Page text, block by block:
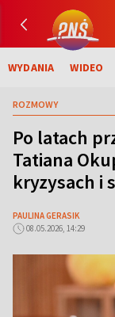
WYDANIA WIDEO
ROZMOWY
Po latach
Tatiana
kryzysach i
PAULINA GERASIK
08.05.2026, 14:29